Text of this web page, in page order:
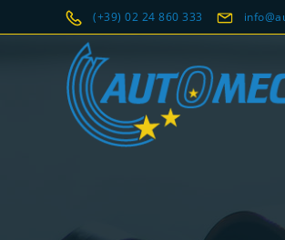
(+39) 02 24 860 333